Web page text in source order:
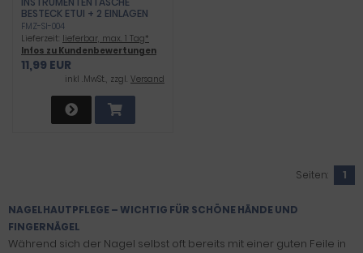
BESTECK ETUI + 2 EINLAGEN
FMZ-SI-004
Lieferzeit: lieferbar, max. 1 Tag*
Infos zu Kundenbewertungen
11,99 EUR
inkl .MwSt., zzgl. Versand
Seiten: 1
NAGELHAUTPFLEGE – WICHTIG FÜR SCHÖNE HÄNDE UND
FINGERNÄGEL
Während sich der Nagel selbst oft bereits mit einer guten Feile in